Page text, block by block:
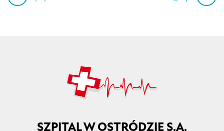
wpisu
SZPITAL W OSTRÓDZIE S.A.